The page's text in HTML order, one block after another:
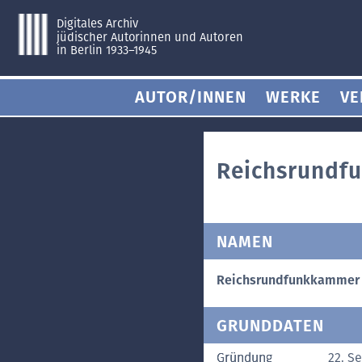
Digitales Archiv
jüdischer Autorinnen und Autoren
in Berlin 1933–1945
AUTOR/INNEN WERKE
NAMEN
Reichsrundfunkkammer
GRUNDDATEN
Gründung 22.